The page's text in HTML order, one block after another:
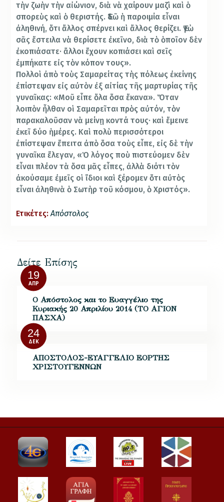
τὴν ζωὴν τὴν αἰώνιον, διὰ νὰ χαίρουν μαζὶ καὶ ὁ
σπορεὺς καὶ ὁ θεριστής. Ἐδῶ ἡ παροιμία εἶναι
ἀληθινή, ὅτι ἄλλος σπέρνει καὶ ἄλλος θερίζει. Ἐγὼ
σᾶς ἔστειλα νὰ θερίσετε ἐκεῖνο, διὰ τὸ ὁποῖον δὲν
ἐκοπιάσατε· ἄλλοι ἔχουν κοπιάσει καὶ σεῖς
ἐμπήκατε εἰς τὸν κόπον τους».
Πολλοὶ ἀπὸ τοὺς Σαμαρείτας τὴς πόλεως ἐκείνης
ἐπίστεψαν εἰς αὐτὸν ἐξ αἰτίας τῆς μαρτυρίας τῆς
γυναῖκας: «Μοῦ εἶπε ὅλα ὅσα ἔκανα». Ὅταν
λοιπὸν ἦλθαν οἱ Σαμαρεῖται πρὸς αὐτόν, τὸν
παρακαλοῦσαν νὰ μείνῃ κοντά τους· καὶ ἔμεινε
ἐκεῖ δύο ἡμέρες. Καὶ πολὺ περισσότεροι
ἐπίστεψαν ἔπειτα ἀπὸ ὅσα τοὺς εἶπε, εἰς δὲ τὴν
γυναῖκα ἔλεγαν, «Ὁ λόγος ποὺ πιστεύομεν δὲν
εἶναι πλέον τὰ ὅσα μᾶς εἶπες, ἀλλὰ διότι τὸν
ἀκούσαμεἐμεῖς οἱ ἴδιοι καὶ ξέρομεν ὅτι αὐτὸς
εἶναι ἀληθινὰ ὁ Σωτὴρ τοῦ κόσμου, ὁ Χριστός».
Ετικέτες: Απόστολος
Δείτε Επίσης
19
ΑΠΡ
O Απόστολος και το Ευαγγέλιο της
Κυριακής 20 Απριλίου 2014 (ΤΟ ΑΓΙΟΝ
ΠΑΣΧΑ)
24
ΔΕΚ
ΑΠΟΣΤΟΛΟΣ-ΕΥΑΓΓΕΛΙΟ ΕΟΡΤΗΣ
ΧΡΙΣΤΟΥΓΕΝΝΩΝ